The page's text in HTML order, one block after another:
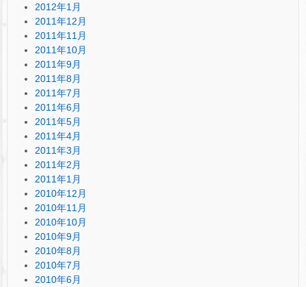
2012年1月
2011年12月
2011年11月
2011年10月
2011年9月
2011年8月
2011年7月
2011年6月
2011年5月
2011年4月
2011年3月
2011年2月
2011年1月
2010年12月
2010年11月
2010年10月
2010年9月
2010年8月
2010年7月
2010年6月